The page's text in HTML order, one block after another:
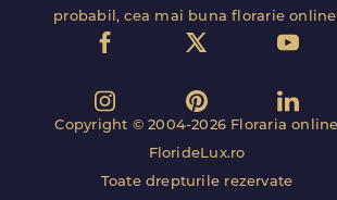
probabil, cea mai buna florarie
Copyright © 2004-2026 Floraria online
FlorideLux.ro
Toate drepturile rezervate